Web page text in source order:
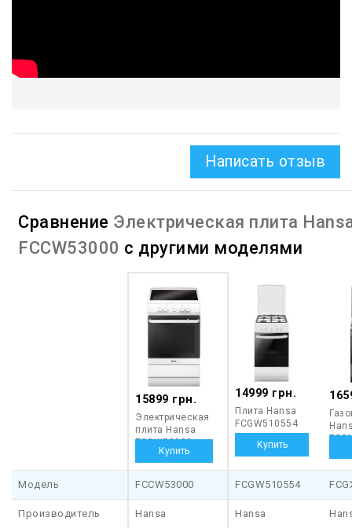
Написать отзыв
Сравнение Электрическая плита
FCCW53000 с другими моделями
15899 грн.
Электрическая
плита Hansa
FCCW53000
14999 грн.
Плита Hansa
FCGW510554
Модель FCCW53000 FCGW510554
Производитель Hansa Hansa